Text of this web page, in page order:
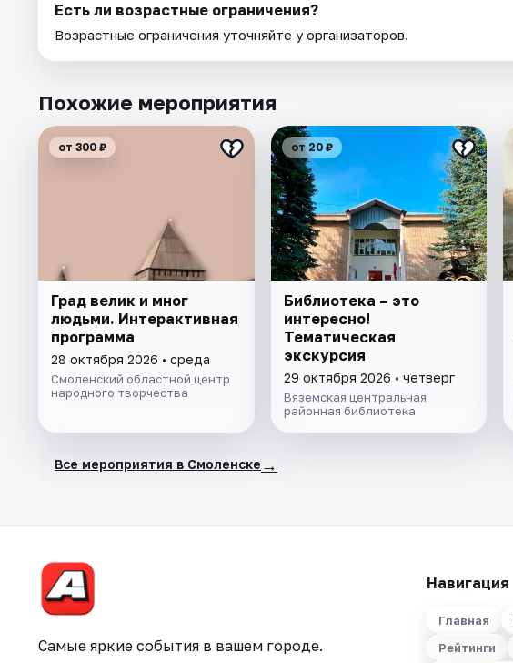
Есть ли возрастные ограничения?
Возрастные ограничения уточняйте у организаторов.
Похожие мероприятия
от 300 ₽
Град велик и мног
людьми. Интерактивная
программа
28 октября 2026 • среда
Смоленский областной центр
народного творчества
от 20 ₽
Библиотека – это
интересно!
Тематическая
экскурсия
29 октября 2026 • четверг
Вяземская центральная
районная библиотека
Все мероприятия в Смоленске →
Самые яркие события в вашем городе.
Навигация
Главная
Рейтинги